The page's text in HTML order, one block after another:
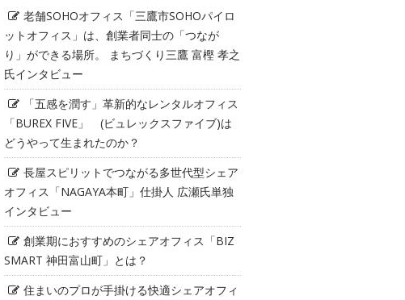
老舗SOHOオフィス「三鷹市SOHOパイロ
ットオフィス」は、創業者同士の「つなが
り」ができる場所。 まちづくり三鷹 富樫 孝之
氏インタビュー
「五感を潤す」革新的なレンタルオフィス
「BUREX FIVE」 (ビュレックスファイブ)は
どうやって生まれたのか？
長屋スピリットでつながる多世代型シェア
オフィス「NAGAYA本町」仕掛人 広瀬氏単独
インタビュー
創業期におすすめのシェアオフィス「BIZ
SMART 神田富山町」とは？
住まいのプロが手掛ける快適シェアオフィ